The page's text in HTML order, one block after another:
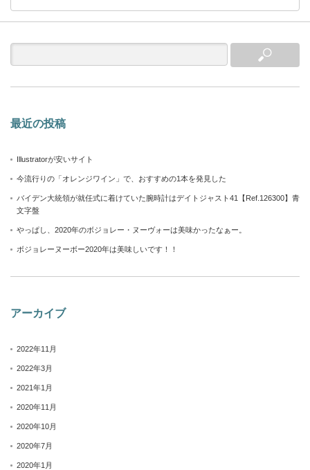
最近の投稿
Illustratorが安いサイト
今流行りの「オレンジワイン」で、おすすめの1本を発見した
バイデン大統領が就任式に着けていた腕時計はデイトジャスト41【Ref.126300】青
文字盤
やっぱし、2020年のボジョレー・ヌーヴォーは美味かったなぁー。
ボジョレーヌーボー2020年は美味しいです！！
アーカイブ
2022年11月
2022年3月
2021年1月
2020年11月
2020年10月
2020年7月
2020年1月